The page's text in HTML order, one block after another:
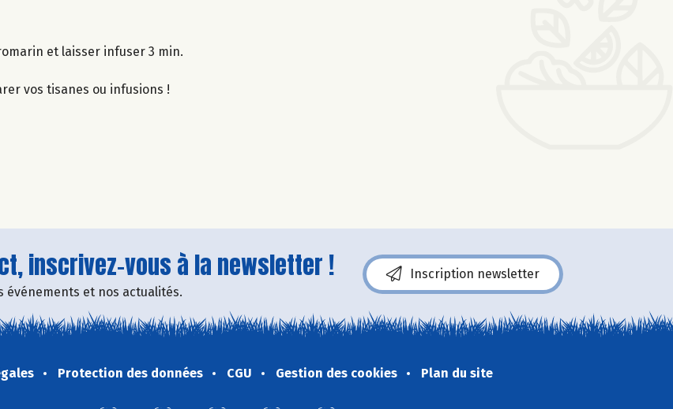
et laisser infuser 3 min.
vos tisanes ou infusions !
inscrivez-vous à la newsletter !
événements et nos actualités.
Inscription newsletter
Protection des données CGU Gestion des cookies Plan du site